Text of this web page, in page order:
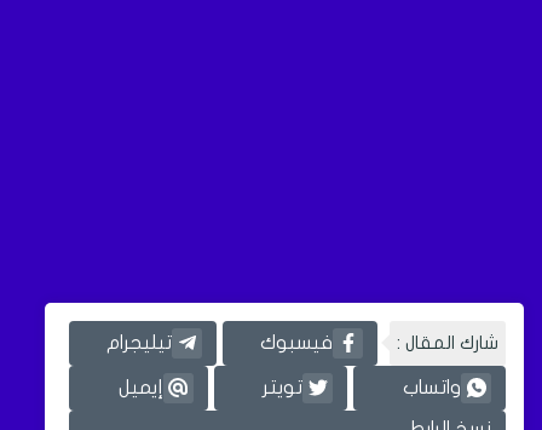
شارك المقال : فيسبوك تيليجرام
واتساب تويتر إيميل